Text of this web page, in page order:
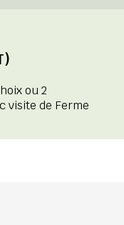
ou 2
visite de Ferme